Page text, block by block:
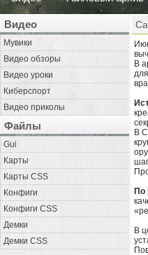
Видео
Мувики
Видео обзоры
Видео уроки
Киберспорт
Видео приколы
Файлы
Gui
Карты
Карты CSS
Конфиги
Конфиги CSS
Демки
Демки CSS
В
В
По
В